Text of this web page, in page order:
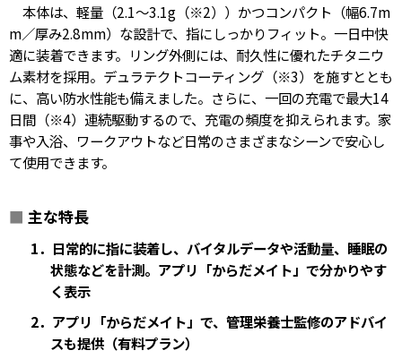
本体は、軽量（2.1～3.1g（※2））かつコンパクト（幅6.7m
m／厚み2.8mm）な設計で、指にしっかりフィット。一日中快
適に装着できます。リング外側には、耐久性に優れたチタニウ
ム素材を採用。デュラテクトコーティング（※3）を施すととも
に、高い防水性能も備えました。さらに、一回の充電で最大14
日間（※4）連続駆動するので、充電の頻度を抑えられます。家
事や入浴、ワークアウトなど日常のさまざまなシーンで安心し
て使用できます。
■ 主な特長
1．日常的に指に装着し、バイタルデータや活動量、睡眠の
状態などを計測。アプリ「からだメイト」で分かりやす
く表示
2．アプリ「からだメイト」で、管理栄養士監修のアドバイ
スも提供（有料プラン）